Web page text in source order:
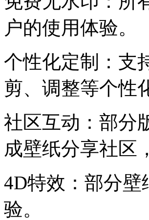
户的使用体验。
个性化定制：支
剪、调整等个性
社区互动：部分
成壁纸分享社区
4D特效：部分
验。